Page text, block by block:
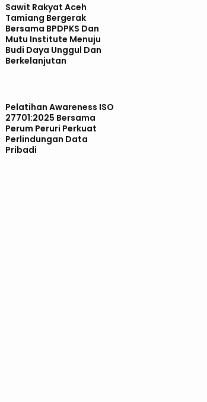
Sawit Rakyat Aceh
Tamiang Bergerak
Bersama BPDPKS Dan
Mutu Institute Menuju
Budi Daya Unggul Dan
Berkelanjutan
Pelatihan Awareness ISO
27701:2025 Bersama
Perum Peruri Perkuat
Perlindungan Data
Pribadi